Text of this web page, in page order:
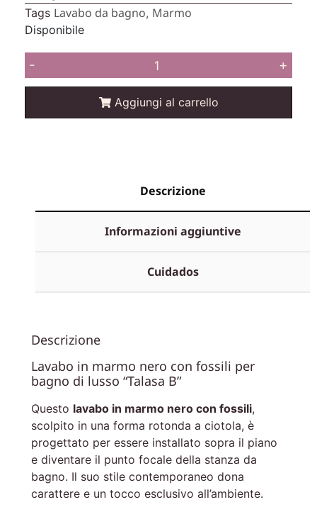
Tags Lavabo da bagno, Marmo
Disponibile
- +
Aggiungi al carrello
Descrizione
Informazioni aggiuntive
Cuidados
Descrizione
Lavabo in marmo nero con fossili per
bagno di lusso “Talasa B”
Questo lavabo in marmo nero con fossili,
scolpito in una forma rotonda a ciotola, è
progettato per essere installato sopra il piano
e diventare il punto focale della stanza da
bagno. Il suo stile contemporaneo dona
carattere e un tocco esclusivo all’ambiente.